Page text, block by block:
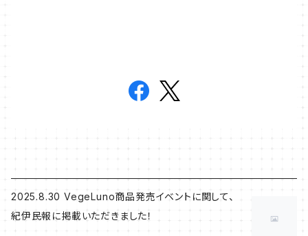
2025.8.30 VegeLuno商品発売イベントに関して、
紀伊民報に掲載いただきました！